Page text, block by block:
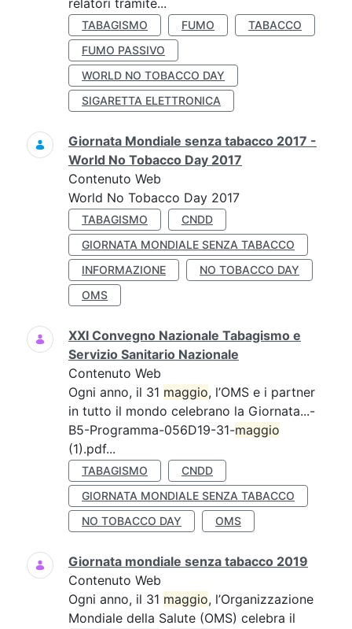
relatori tramite...
TABAGISMO FUMO
TABACCO
FUMO PASSIVO
WORLD NO TOBACCO DAY
SIGARETTA ELETTRONICA
Giornata Mondiale senza tabacco 2017 -
World No Tobacco Day 2017
Contenuto Web
World No Tobacco Day 2017
TABAGISMO
CNDD
GIORNATA MONDIALE SENZA TABACCO
INFORMAZIONE
NO TOBACCO DAY
OMS
XXI Convegno Nazionale Tabagismo e
Servizio Sanitario Nazionale
Contenuto Web
Ogni anno, il 31 maggio, l’OMS e i partner
in tutto il mondo celebrano la Giornata...-
B5-Programma-056D19-31-maggio
(1).pdf...
TABAGISMO
CNDD
GIORNATA MONDIALE SENZA TABACCO
NO TOBACCO DAY
OMS
Giornata mondiale senza tabacco 2019
Contenuto Web
Ogni anno, il 31 maggio, l’Organizzazione
Mondiale della Salute (OMS) celebra il